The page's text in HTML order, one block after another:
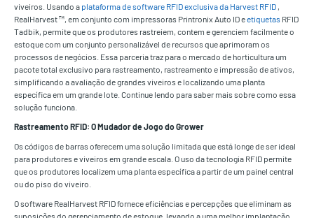
viveiros. Usando a plataforma de software RFID exclusiva da Harvest RFID
RealHarvest ™, em conjunto com impressoras Printronix Auto ID eetiquetas RFID
Tadbik, permite que os produtores rastreiem, contem e gerenciem facilmente o
estoque com um conjunto personalizável de recursos que aprimoram os
processos de negócios. Essa parceria traz para o mercado de horticultura um
pacote total exclusivo para rastreamento, rastreamento e impressão de ativos,
simplificando a avaliação de grandes viveiros e localizando uma planta
específica em um grande lote. Continue lendo para saber mais sobre como essa
solução funciona.
Rastreamento RFID: O Mudador de Jogo do Grower
Os códigos de barras oferecem uma solução limitada que está longe de ser ideal
para produtores e viveiros em grande escala. O uso da tecnologia RFID permite
que os produtores localizem uma planta específica a partir de um painel central
ou do piso do viveiro.
O software RealHarvest RFID fornece eficiências e percepções que eliminam as
suposições do gerenciamento de estoque, levando a uma melhor implantação